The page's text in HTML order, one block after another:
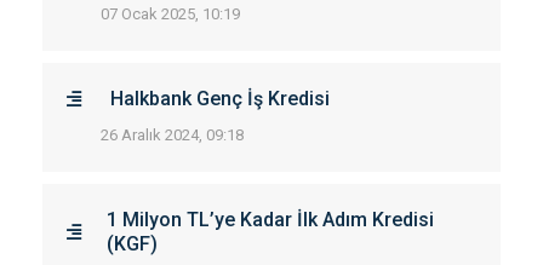
07 Ocak 2025, 10:19
Halkbank Genç İş Kredisi
26 Aralık 2024, 09:18
1 Milyon TL’ye Kadar İlk Adım Kredisi
(KGF)